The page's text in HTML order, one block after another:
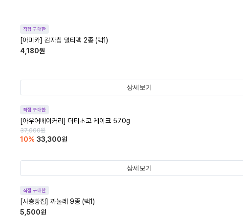
직접 구매한
[아미카] 감자칩 멀티팩 2종 (택1)
4,180원
상세보기
직접 구매한
[아우어베이커리] 더티초코 케이크 570g
37,000원
10% 33,300원
상세보기
직접 구매한
[사층빵집] 까눌레 9종 (택1)
5,500원